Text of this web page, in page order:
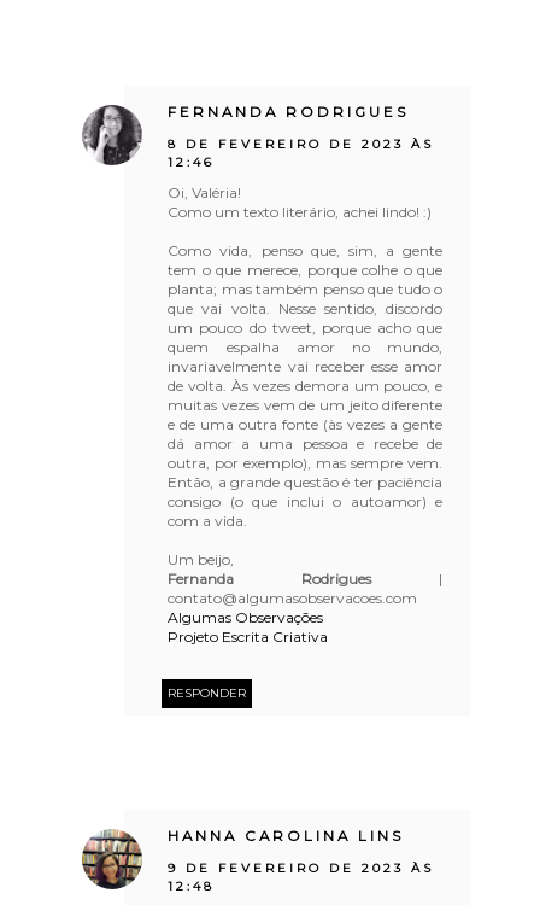
FERNANDA RODRIGUES
8 DE FEVEREIRO DE 2023 ÀS
12:46
Oi, Valéria!
Como um texto literário, achei lindo! :)
Como vida, penso que, sim, a gente
tem o que merece, porque colhe o que
planta; mas também penso que tudo o
que vai volta. Nesse sentido, discordo
um pouco do tweet, porque acho que
quem espalha amor no mundo,
invariavelmente vai receber esse amor
de volta. Às vezes demora um pouco, e
muitas vezes vem de um jeito diferente
e de uma outra fonte (às vezes a gente
dá amor a uma pessoa e recebe de
outra, por exemplo), mas sempre vem.
Então, a grande questão é ter paciência
consigo (o que inclui o autoamor) e
com a vida.
Um beijo,
Fernanda Rodrigues|
contato@algumasobservacoes.com
Algumas Observações
Projeto Escrita Criativa
RESPONDER
HANNA CAROLINA LINS
9 DE FEVEREIRO DE 2023 ÀS
12:48